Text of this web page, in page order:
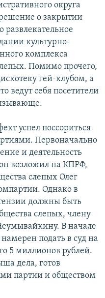
округа
о закрытии
развлекательное
культурно-
комплекса
Помимо прочего,
гей-клубом, а
ведут себя посетители
успел поссориться
Первоначально
и деятельность
возложил на КПРФ,
слепых Олег
Однако в
должны быть
слепых, члену
В начале
подать в суд на
5 миллионов рублей.
дела, готов
партии и обществом